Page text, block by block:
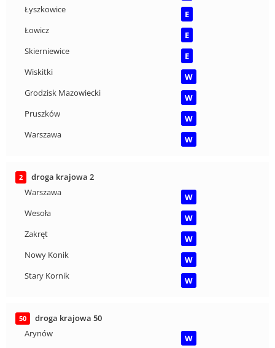
Łyszkowice
E
Łowicz
E
Skierniewice
E
Wiskitki
W
Grodzisk Mazowiecki
W
Pruszków
W
Warszawa
W
2
droga krajowa 2
Warszawa
W
Wesoła
W
Zakręt
W
Nowy Konik
W
Stary Kornik
W
50
droga krajowa 50
Arynów
W